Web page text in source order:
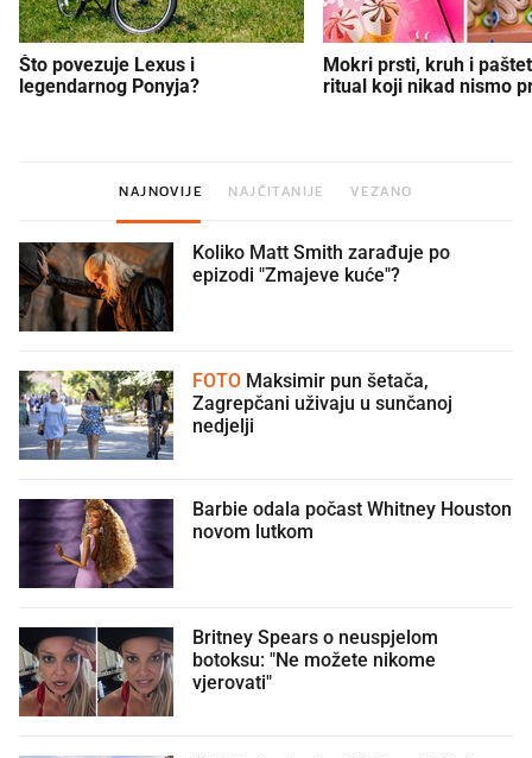
Što povezuje Lexus i
legendarnog Ponyja?
Mokri prsti, kruh i
ritual koji nikad nismo
NAJNOVIJE NAJČITANIJE VEZANO
Koliko Matt Smith zarađuje po
epizodi "Zmajeve kuće"?
FOTO
Zagrepčani uživaju u sunčanoj
nedjelji
Barbie odala počast Whitney Houston
novom lutkom
Britney Spears o neuspjelom
botoksu: "Ne možete nikome
vjerovati"